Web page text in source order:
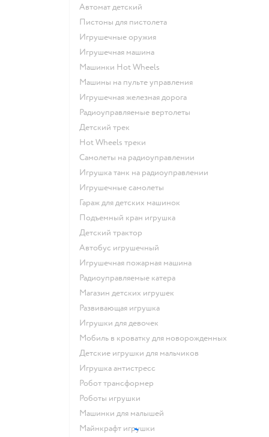
Автомат детский
Пистоны для пистолета
Игрушечные оружия
Игрушечная машина
Машинки Hot Wheels
Машины на пульте управления
Игрушечная железная дорога
Радиоуправляемые вертолеты
Детский трек
Hot Wheels треки
Самолеты на радиоуправлении
Игрушка танк на радиоуправлении
Игрушечные самолеты
Гараж для детских машинок
Подъемный кран игрушка
Детский трактор
Автобус игрушечный
Игрушечная пожарная машина
Радиоуправляемые катера
Магазин детских игрушек
Развивающая игрушка
Игрушки для девочек
Мобиль в кроватку для новорожденных
Детские игрушки для мальчиков
Игрушка антистресс
Робот трансформер
Роботы игрушки
Машинки для малышей
Майнкрафт игрушки